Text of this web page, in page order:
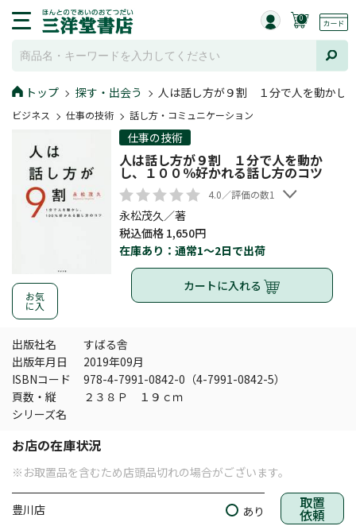
0
トップ 探す・出会う 人は話し方が９割 １分で人を動かし
ビジネス 仕事の技術 話し方・コミュニケーション
お気
に入
仕事の技術
人は話し方が９割 １分で人を動か
し、１００％好かれる話し方のコツ
4.0／評価の数1
永松茂久／著
税込価格 1,650円
在庫あり：通常1～2日で出荷
カートに入れる
出版社名
すばる舎
出版年月日
2019年09月
ISBNコード
978-4-7991-0842-0（4-7991-0842-5）
頁数・縦
２３８Ｐ １９ｃｍ
シリーズ名
お店の在庫状況
※お取置品を含むため店頭品切れの場合がございます。
豊川店 あり 取置
依頼